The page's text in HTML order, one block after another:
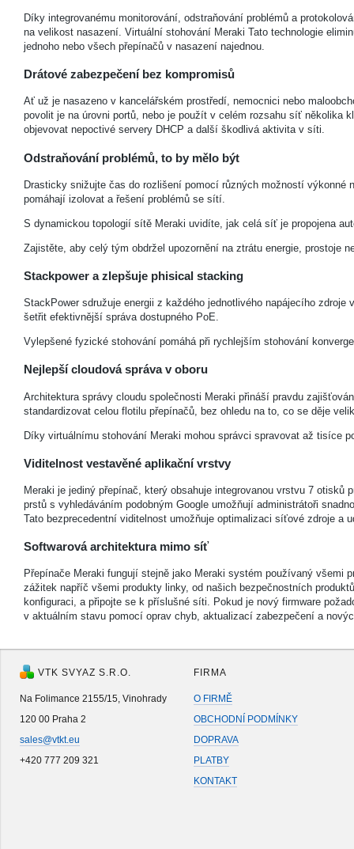
Díky integrovanému monitorování, odstraňování problémů a
na velikost nasazení. Virtuální stohování Meraki Tato technologie
jednoho nebo všech přepínačů v nasazení najednou.
Drátové zabezpečení bez kompromisů
Ať už je nasazeno v kancelářském prostředí, nemocnici nebo
povolit je na úrovni portů, nebo je použít v celém rozsahu síť několika
objevovat nepoctivé servery DHCP a další škodlivá aktivita v síti.
Odstraňování problémů, to by mělo být
Drasticky snižujte čas do rozlišení pomocí různých možností
pomáhají izolovat a řešení problémů se sítí.
S dynamickou topologií sítě Meraki uvidíte, jak celá síť je propojena
Zajistěte, aby celý tým obdržel upozornění na ztrátu energie, prostoje
Stackpower a zlepšuje phisical stacking
StackPower sdružuje energii z každého jednotlivého napájecího
šetřit efektivnější správa dostupného PoE.
Vylepšené fyzické stohování pomáhá při rychlejším stohování
Nejlepší cloudová správa v oboru
Architektura správy cloudu společnosti Meraki přináší pravdu
standardizovat celou flotilu přepínačů, bez ohledu na to, co se děje
Díky virtuálnímu stohování Meraki mohou správci spravovat až tisíce
Viditelnost vestavěné aplikační vrstvy
Meraki je jediný přepínač, který obsahuje integrovanou vrstvu 7
prstů s vyhledáváním podobným Google umožňují administrátoři
Tato bezprecedentní viditelnost umožňuje optimalizaci síťové zdroje a
Softwarová architektura mimo síť
Přepínače Meraki fungují stejně jako Meraki systém používaný všemi
zážitek napříč všemi produkty linky, od našich bezpečnostních
konfiguraci, a připojte se k příslušné síti. Pokud je nový firmware
v aktuálním stavu pomocí oprav chyb, aktualizací zabezpečení a
VTK SVYAZ S.R.O.
Na Folimance 2155/15, Vinohrady
120 00 Praha 2
sales@vtkt.eu
+420 777 209 321
FIRMA
O FIRMĚ
OBCHODNÍ PODMÍNKY
DOPRAVA
PLATBY
KONTAKT